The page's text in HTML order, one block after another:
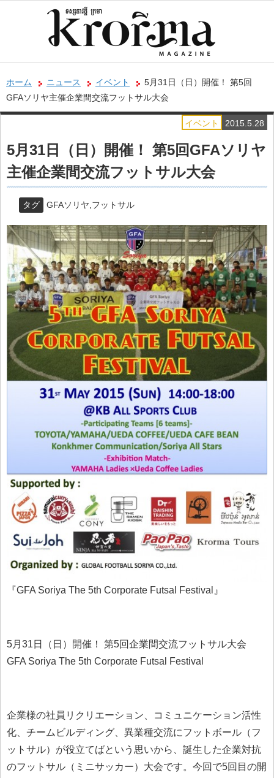
ホーム ニュース イベント
5月31日（日）開催！ 第5回
GFAソリヤ主催企業間交流フットサル大会
2015.5.28
イベント
5月31日（日）開催！ 第5回GFAソリヤ
主催企業間交流フットサル大会
タグ GFAソリヤ フットサル
『GFA Soriya The 5th Corporate Futsal Festival』
5月31日（日）開催！ 第5回企業間交流フットサル大会
GFA Soriya The 5th Corporate Futsal Festival
企業様の社員リクリエーション、コミュニケーション活性
化、チームビルディング、異業種交流にフットボール（フ
ットサル）が役立てばという思いから、誕生した企業対抗
のフットサル（ミニサッカー）大会です。今回で5回目の開